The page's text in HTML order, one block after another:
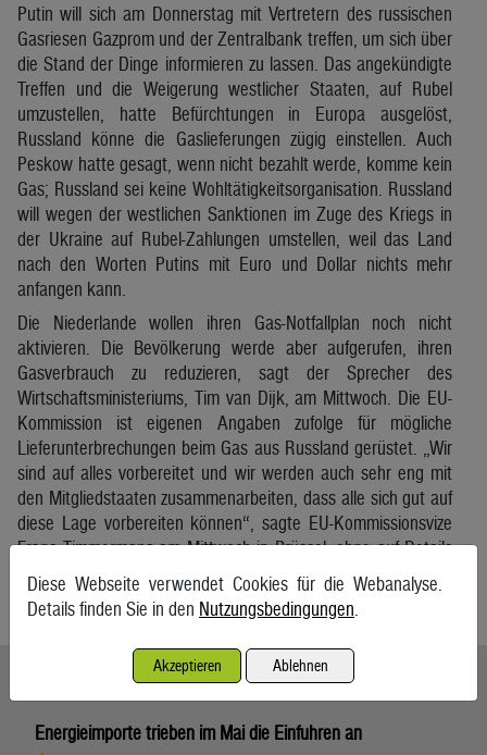
Putin will sich am Donnerstag mit Vertretern des russischen
Gasriesen Gazprom und der Zentralbank treffen, um sich über
die Stand der Dinge informieren zu lassen. Das angekündigte
Treffen und die Weigerung westlicher Staaten, auf Rubel
umzustellen, hatte Befürchtungen in Europa ausgelöst,
Russland könne die Gaslieferungen zügig einstellen. Auch
Peskow hatte gesagt, wenn nicht bezahlt werde, komme kein
Gas; Russland sei keine Wohltätigkeitsorganisation. Russland
will wegen der westlichen Sanktionen im Zuge des Kriegs in
der Ukraine auf Rubel-Zahlungen umstellen, weil das Land
nach den Worten Putins mit Euro und Dollar nichts mehr
anfangen kann.
Die Niederlande wollen ihren Gas-Notfallplan noch nicht
aktivieren. Die Bevölkerung werde aber aufgerufen, ihren
Gasverbrauch zu reduzieren, sagt der Sprecher des
Wirtschaftsministeriums, Tim van Dijk, am Mittwoch. Die EU-
Kommission ist eigenen Angaben zufolge für mögliche
Lieferunterbrechungen beim Gas aus Russland gerüstet. „Wir
sind auf alles vorbereitet und wir werden auch sehr eng mit
den Mitgliedstaaten zusammenarbeiten, dass alle sich gut auf
diese Lage vorbereiten können“, sagte EU-Kommissionsvize
Frans Timmermans am Mittwoch in Brüssel, ohne auf Details
einzugehen.
Ähnliche Artikel weiterlesen
Energieimporte trieben im Mai die Einfuhren an
Diese Webseite verwendet Cookies für die Webanalyse.
Details finden Sie in den Nutzungsbedingungen
Akzeptieren Ablehnen